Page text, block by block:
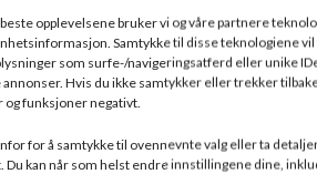
beste opplevelsene bruker vi og våre partnere
Samtykke til disse teknologiene
som surfe-/navigeringsatferd eller unike
Hvis du ikke samtykker eller trekker
funksjoner negativt.
for å samtykke til ovennevnte valg eller ta
kan når som helst endre innstillingene dine,
som passet med valgene dine.